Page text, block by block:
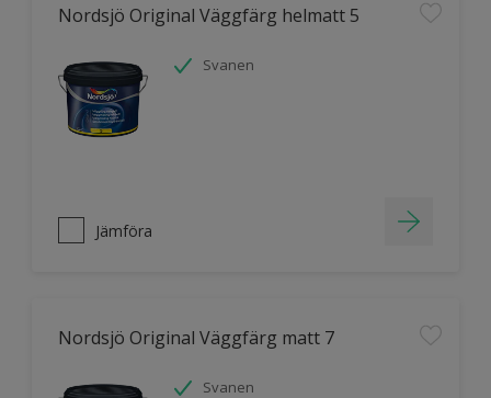
Nordsjö Original Väggfärg helmatt 5
Svanen
Jämföra
Nordsjö Original Väggfärg matt 7
Svanen